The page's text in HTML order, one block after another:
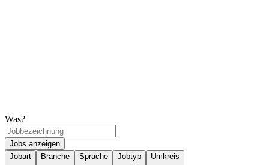
Was?
Jobs anzeigen
Jobart
Branche Sprache Jobtyp Umkreis